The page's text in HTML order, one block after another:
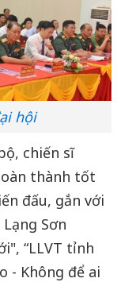
hội
chiến sĩ
thành tốt
đấu, gắn với
Sơn
“LLVT tỉnh
- Không để ai